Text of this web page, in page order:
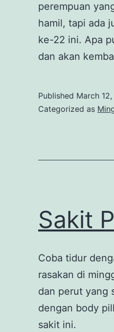
perempuan
hamil, tapi ada
ke-22 ini. Apa
dan akan
Published March
Categorized as
Sakit
Coba tidur
rasakan di
dan perut yang
dengan body
sakit ini.